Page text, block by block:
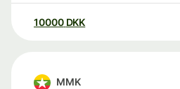
10000 DKK
MMK